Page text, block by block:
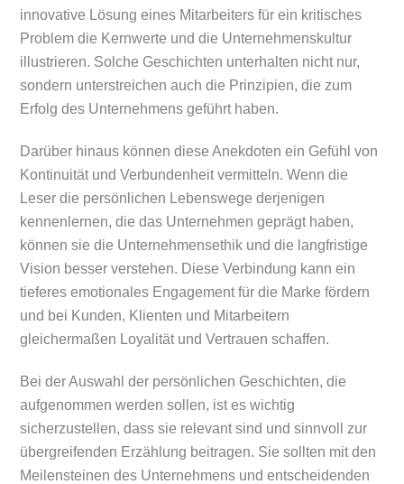
innovative Lösung eines Mitarbeiters für ein kritisches
Problem die Kernwerte und die Unternehmenskultur
illustrieren. Solche Geschichten unterhalten nicht nur,
sondern unterstreichen auch die Prinzipien, die zum
Erfolg des Unternehmens geführt haben.
Darüber hinaus können diese Anekdoten ein Gefühl von
Kontinuität und Verbundenheit vermitteln. Wenn die
Leser die persönlichen Lebenswege derjenigen
kennenlernen, die das Unternehmen geprägt haben,
können sie die Unternehmensethik und die langfristige
Vision besser verstehen. Diese Verbindung kann ein
tieferes emotionales Engagement für die Marke fördern
und bei Kunden, Klienten und Mitarbeitern
gleichermaßen Loyalität und Vertrauen schaffen.
Bei der Auswahl der persönlichen Geschichten, die
aufgenommen werden sollen, ist es wichtig
sicherzustellen, dass sie relevant sind und sinnvoll zur
übergreifenden Erzählung beitragen. Sie sollten mit den
Meilensteinen des Unternehmens und entscheidenden